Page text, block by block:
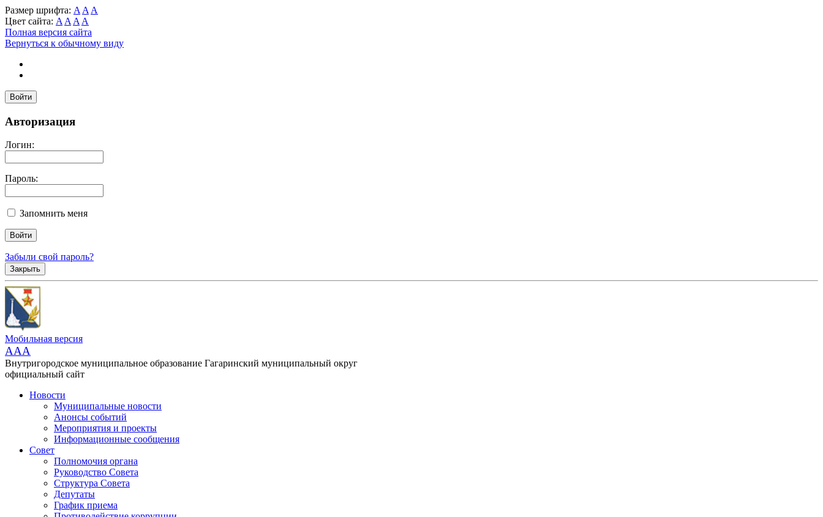
Размер шрифта: A A A
Цвет сайта: A A A A
Полная версия сайта
Вернуться к обычному виду
Войти
Авторизация
Логин:
Пароль:
Запомнить меня
Забыли свой пароль?
Закрыть
Мобильная версия
AAA
Внутригородское муниципальное образование Гагаринский муниципальный округ
официальный сайт
Новости
Муниципальные новости
Анонсы событий
Мероприятия и проекты
Информационные сообщения
Совет
Полномочия органа
Руководство Совета
Структура Совета
Депутаты
График приема